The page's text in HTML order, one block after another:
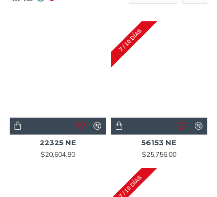
22325 NE
$20,604.80
7 / 10 DÍAS
56153 NE
$25,756.00
7 / 10 DÍAS